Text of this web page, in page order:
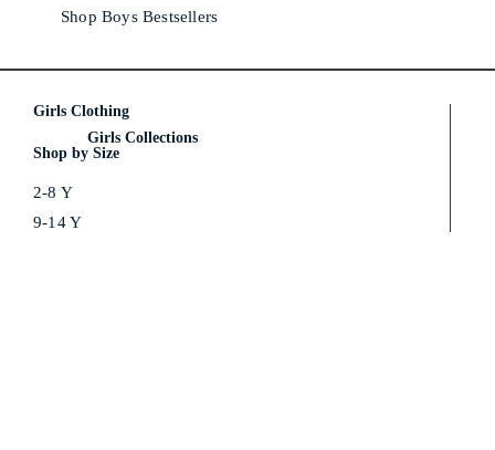
Shop Boys Bestsellers
Girls Clothing
Girls Collections
Shop by Size
2-8 Y
9-14 Y